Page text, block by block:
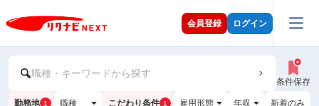
会員登録 ログイン
職種・キーワードから探す
条件保存
勤務地 1 職種 こだわり条件 1 雇用形態 年収 新着のみ